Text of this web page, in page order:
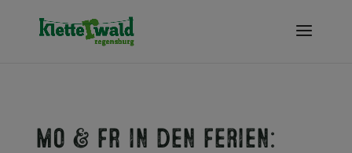
MO & FR in den Ferien: